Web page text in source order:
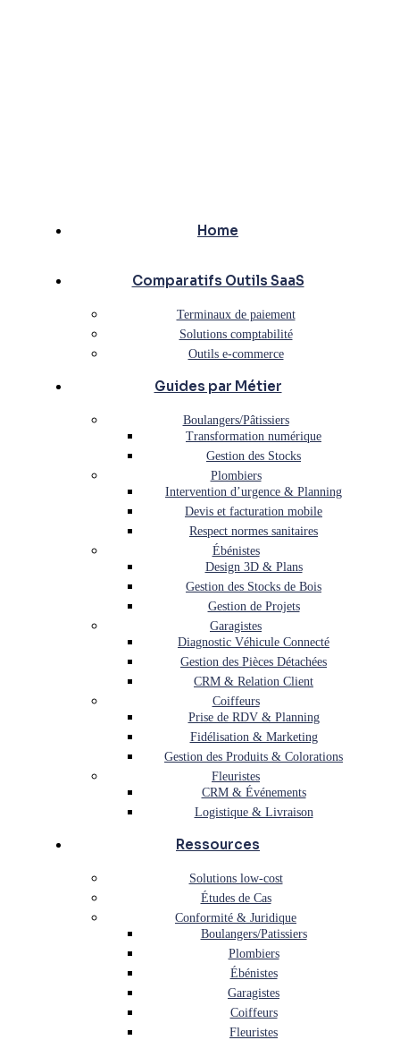
Home
Comparatifs Outils SaaS
Terminaux de paiement
Solutions comptabilité
Outils e-commerce
Guides par Métier
Boulangers/Pâtissiers
Transformation numérique
Gestion des Stocks
Plombiers
Intervention d’urgence & Planning
Devis et facturation mobile
Respect normes sanitaires
Ébénistes
Design 3D & Plans
Gestion des Stocks de Bois
Gestion de Projets
Garagistes
Diagnostic Véhicule Connecté
Gestion des Pièces Détachées
CRM & Relation Client
Coiffeurs
Prise de RDV & Planning
Fidélisation & Marketing
Gestion des Produits & Colorations
Fleuristes
CRM & Événements
Logistique & Livraison
Ressources
Solutions low-cost
Études de Cas
Conformité & Juridique
Boulangers/Patissiers
Plombiers
Ébénistes
Garagistes
Coiffeurs
Fleuristes